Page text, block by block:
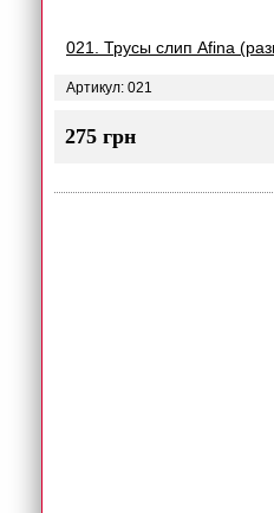
021. Трусы слип Afina
Артикул: 021
275 грн